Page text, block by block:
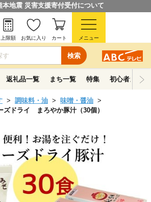
本地震 災害支援寄付受付について
検索
上限額 お気に入り カート メニュー
返礼品一覧 まち一覧 特集 初心者ガイド
調味料・油
味噌・醤油
ズドライ まろやか豚汁（30個）